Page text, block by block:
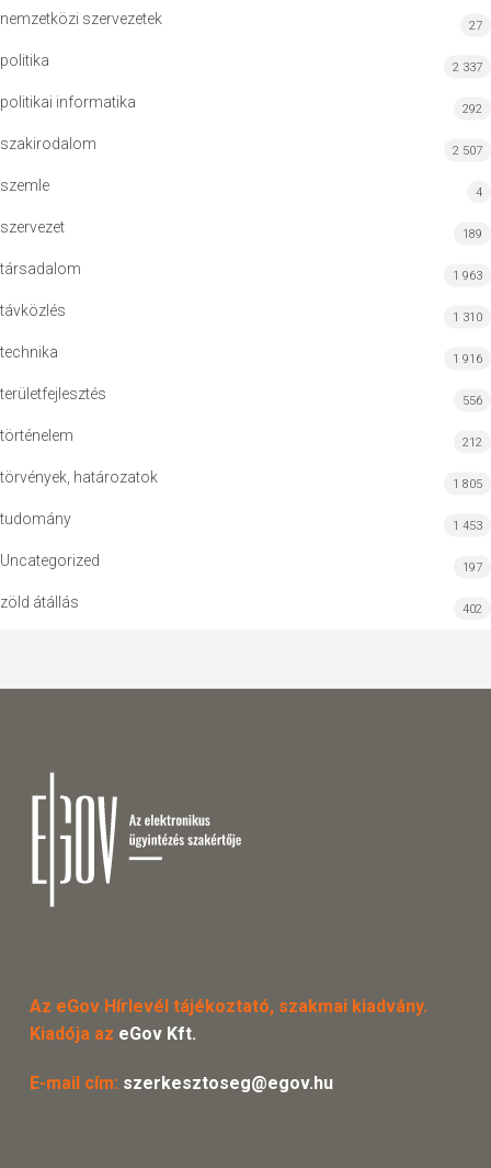
nemzetközi szervezetek 27
politika 2 337
politikai informatika 292
szakirodalom 2 507
szemle 4
szervezet 189
társadalom 1 963
távközlés 1 310
technika 1 916
területfejlesztés 556
történelem 212
törvények, határozatok 1 805
tudomány 1 453
Uncategorized 197
zöld átállás 402
Az eGov Hírlevél tájékoztató, szakmai kiadvány.
Kiadója az eGov Kft.
E-mail cím: szerkesztoseg@egov.hu